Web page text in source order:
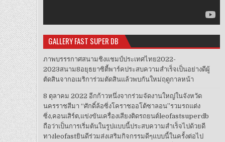
GALLERY FAST SUPER DB
ภาพบรรรกาศสนามชิงแชมป์ประเทศไทย2022-
2023สนาม8อยุธยาซิตี้พาร์คประสบความสำเร็จเป็นอย่างดีผู้
ตัดสินจากอเมริการ่วมตัดสินแล้วพบกันใหม่ฤดูกาลหน้า
8 ตุลาคม 2022 อีกก้าวหนึ่งจากร่วมจัดงานใหญ่ในจังหวัด
นครราชสีมา “ศักดิ์ล้อซิ่งโคราชออโต้ซาลอน”รวมรถแต่ง
ซิ่ง,คอนเสิร์ต,แข่งขันเครื่องเสียงติดรถยนต์leofastsuperdb
ถือว่าเป็นการเริ่มต้นในรูปแบบนี้ประสบความสำเร็จไปด้วยดี
ทางleofastยินดีร่วมส่งเสริมกิจกรรมดีๆแบบนี้ในครั้งต่อไป